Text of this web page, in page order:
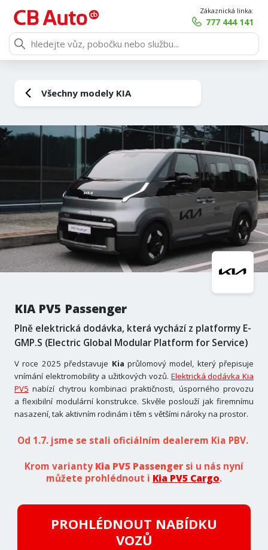
Zákaznická linka:
777 444 141
Všechny modely KIA
KIA PV5 Passenger
Plně elektrická dodávka, která vychází z platformy E-
GMP.S (Electric Global Modular Platform for Service)
V roce 2025 představuje Kia průlomový model, který přepisuje
vnímání elektromobility a užitkových vozů. Elektrická dodávka Kia
PV5 nabízí chytrou kombinaci praktičnosti, úsporného provozu
a flexibilní modulární konstrukce. Skvěle poslouží jak firemnímu
nasazení, tak aktivním rodinám i těm s většími nároky na prostor.
Od 1.7. jsme se stali oficiálním dealerem Kia PBV.
Krom varianty Kia PV5 Passenger si u nás nyní
můžete prohlédnout i Kia PV5 Cargo.
PROHLÉDNOUT NABÍDKU
VOZŮ